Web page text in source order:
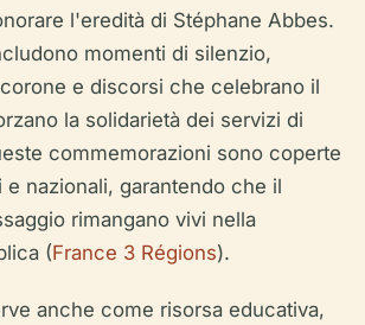
l'eredità di Stéphane Abbes.
momenti di silenzio,
e discorsi che celebrano il
la solidarietà dei servizi di
commemorazioni sono coperte
e nazionali, garantendo che il
rimangano vivi nella
(France 3 Régions).
anche come risorsa educativa,